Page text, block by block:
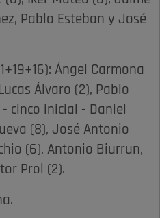
Pablo Esteban y José
Ángel Carmona
Álvaro (2), Pablo
cinco inicial - Daniel
(8), José Antonio
(6), Antonio Biurrun,
Prol (2).